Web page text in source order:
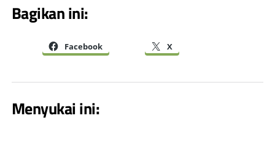
Bagikan ini:
Facebook X
Menyukai ini: